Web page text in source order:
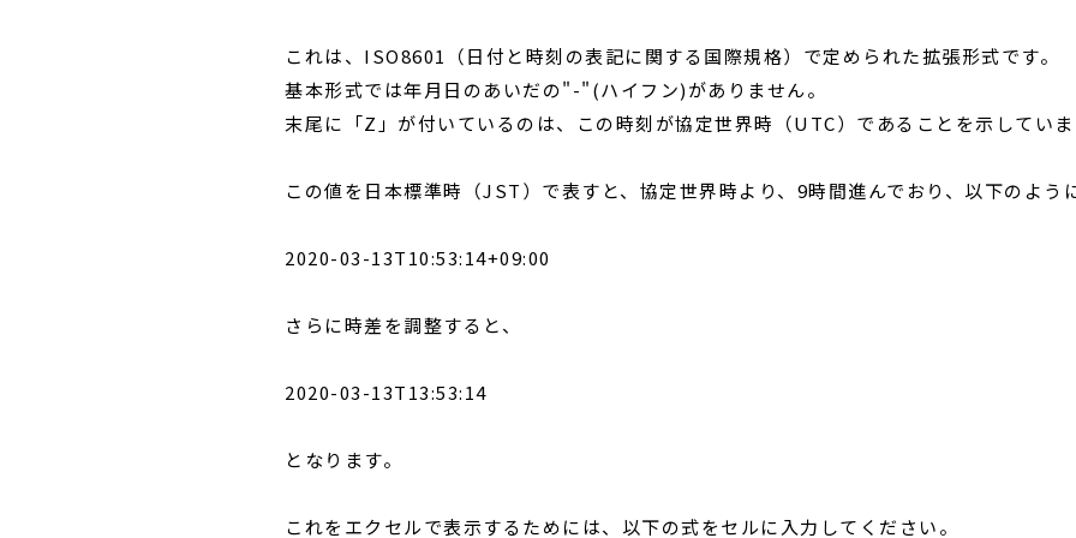
これは、ISO8601（日付と時刻の表記に関する国際規格）で定められた拡張形式です。
基本形式では年月日のあいだの"-"(ハイフン)がありません。
末尾に「Z」が付いているのは、この時刻が協定世界時（UTC）であることを示していま
この値を日本標準時（JST）で表すと、協定世界時より、9時間進んでおり、以下のよう
2020-03-13T10:53:14+09:00
さらに時差を調整すると、
2020-03-13T13:53:14
となります。
これをエクセルで表示するためには、以下の式をセルに入力してください。